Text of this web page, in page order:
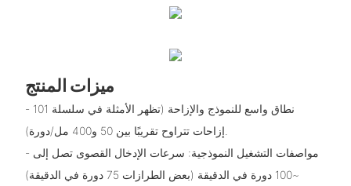
ميزات المنتج
- نطاق واسع للنموذج والإزاحة (تظهر الأمثلة في سلسلة 101
إزاحات تتراوح تقريبًا بين 50 و400 مل/دورة).
- مواصفات التشغيل النموذجية: سرعات الإدخال القصوى تصل إلى
~100 دورة في الدقيقة (بعض الطرازات 75 دورة في الدقيقة)